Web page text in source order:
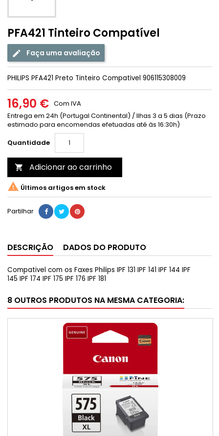
PFA421 Tinteiro Compatível
Faça uma avaliação
PHILIPS PFA421 Preto Tinteiro Compativel 906115308009
16,90 € Com IVA
Entrega em 24h (Portugal Continental) / Ilhas 3 a 5 dias (Prazo
estimado para encomendas efetuadas até às 16:30h)
Quantidade
 Adicionar ao carrinho
 Últimos artigos em stock
Partilhar
DESCRIÇÃO DADOS DO PRODUTO
Compativel com os Faxes Philips IPF 131 IPF 141 IPF 144 IPF
145 IPF 174 IPF 175 IPF 176 IPF 181
8 OUTROS PRODUTOS NA MESMA CATEGORIA: